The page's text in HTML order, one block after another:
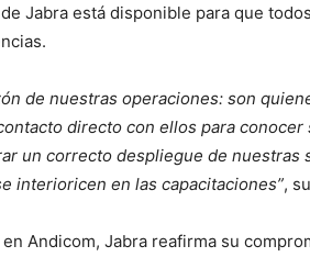
Jabra está disponible para que
de nuestras operaciones: son
directo con ellos para conocer
un correcto despliegue de nuestras
interioricen en las capacitaciones”,
Andicom, Jabra reafirma su